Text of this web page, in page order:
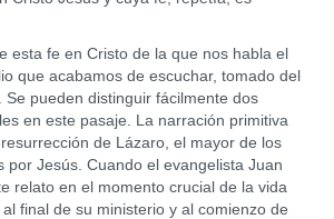
esta fe en Cristo de la que nos habla el
que acabamos de escuchar, tomado del
Se pueden distinguir fácilmente dos
en este pasaje. La narración primitiva
de Lázaro, el mayor de los
por Jesús. Cuando el evangelista Juan
relato en el momento crucial de la vida
final de su ministerio y al comienzo de